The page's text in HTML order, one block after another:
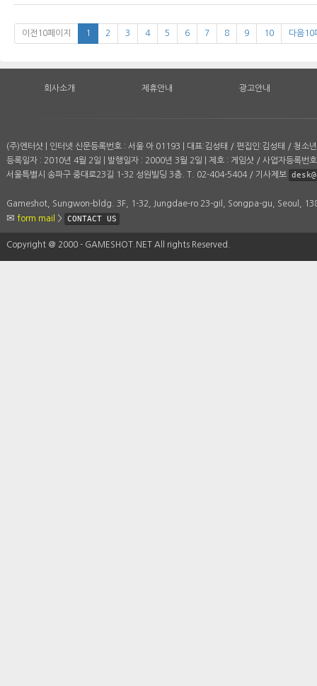
이전10페이지 1 2 3 4 5 6 7 8 9 10 다음10
회사소개 제휴안내 광고안내
(주)엔터샷 | 인터넷 신문등록번호 : 서울 아 01193 | 대표:김성태 / 편집인:김성태 / 청소
등록일자 : 2010년 4월 2일 | 발행일자 : 2000년 3월 2일 | 제호 : 게임샷 / 사업자등록번
서울특별시 송파구 중대로23길 1-32 성원빌딩 3층. T. 02-404-5404 / 기사제보
Gameshot, Sungwon-bldg. 3F, 1-32, Jungdae-ro 23-gil, Songpa-gu, Seoul,
form mail
> CONTACT US
Copyright ＠ 2000 - GAMESHOT.NET All rights Reserved.